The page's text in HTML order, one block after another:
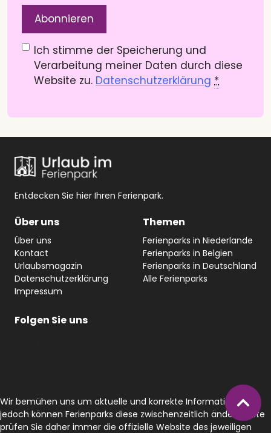
Datenschutzerklärung(Pflichtfeld)
Ich stimme der Speicherung und
Verarbeitung meiner Daten durch diese
Website zu. Datenschutzerklärung *
Entdecken Sie hier Ihren Ferienpark.
Über uns
Über uns
Kontact
Urlaubsmagazin
Datenschutzerklärung
Impressum
Themen
Ferienparks in Niederlande
Ferienparks in Belgien
Ferienparks in Deutschland
Alle Ferienparks
Folgen Sie uns
Wir bemühen uns um aktuelle und korrekte Informationen,
jedoch können Ferienparks diese zwischenzeitlich ändern. Bitte
prüfen Sie daher immer die offizielle Website des jeweiligen